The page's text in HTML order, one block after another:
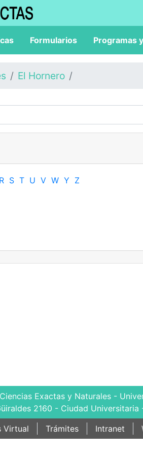
Formularios Programas
El Hornero
R S T U V W Y Z
Exactas y Naturales -
2160 - Ciudad
Virtual Trámites Intranet